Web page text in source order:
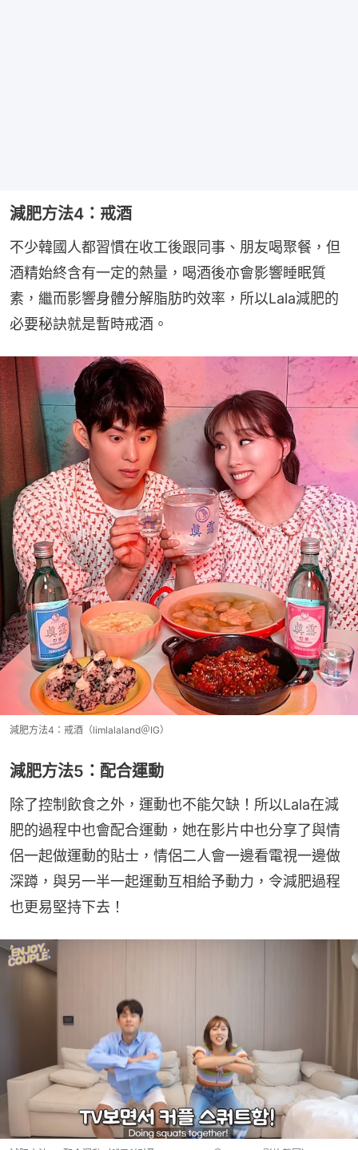
減肥方法4：戒酒
不少韓國人都習慣在收工後跟同事、朋友喝聚餐，但
酒精始終含有一定的熱量，喝酒後亦會影響睡眠質
素，繼而影響身體分解脂肪旳效率，所以Lala減肥的
必要秘訣就是暫時戒酒。
減肥方法4：戒酒（limlalaland＠IG）
減肥方法5：配合運動
除了控制飲食之外，運動也不能欠缺！所以Lala在減
肥的過程中也會配合運動，她在影片中也分享了與情
侶一起做運動的貼士，情侶二人會一邊看電視一邊做
深蹲，與另一半一起運動互相給予動力，令減肥過程
也更易堅持下去！